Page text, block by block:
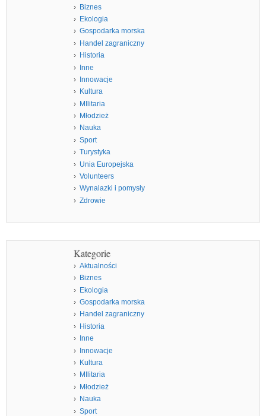
Biznes
Ekologia
Gospodarka morska
Handel zagraniczny
Historia
Inne
Innowacje
Kultura
MIlitaria
Młodzież
Nauka
Sport
Turystyka
Unia Europejska
Volunteers
Wynalazki i pomysły
Zdrowie
Kategorie
Aktualności
Biznes
Ekologia
Gospodarka morska
Handel zagraniczny
Historia
Inne
Innowacje
Kultura
MIlitaria
Młodzież
Nauka
Sport